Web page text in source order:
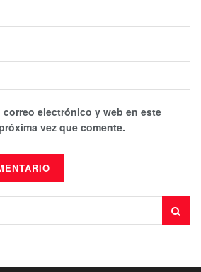
correo electrónico y web en este
vez que comente.